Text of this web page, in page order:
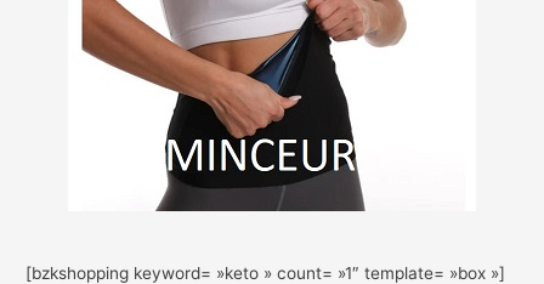
[bzkshopping keyword= »keto » count= »1″ template= »box »]